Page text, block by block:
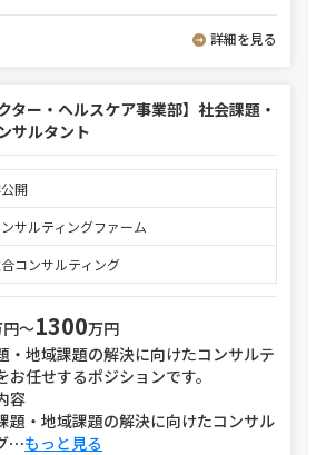
詳細を見る
ター・ヘルスケア事業部】社会課題・
サルタント
開
サルティングファーム
コンサルティング
〜1300万円
・地域課題の解決に向けたコンサルテ
お任せするポジションです。
容
題・地域課題の解決に向けたコンサル
⋯もっと見る